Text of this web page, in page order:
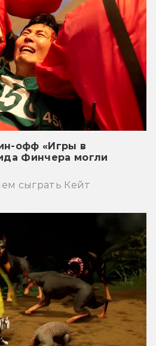
офф «Игры в
Финчера могли
сыграть Кейт